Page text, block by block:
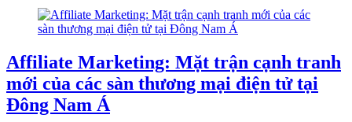
Affiliate Marketing: Mặt trận cạnh tranh
mới của các sàn thương mại điện tử tại
Đông Nam Á